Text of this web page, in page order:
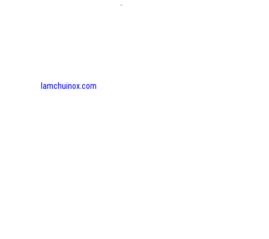
-
lamchuinox.com